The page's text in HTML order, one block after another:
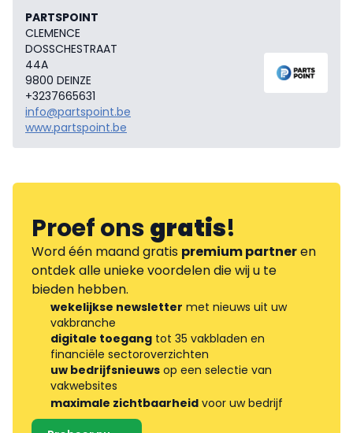
PARTSPOINT
CLEMENCE
DOSSCHESTRAAT
44A
9800 DEINZE
+3237665631
info@partspoint.be
www.partspoint.be
Proef onsgratis!
Word één maand gratis premium partneren
ontdek alle unieke voordelen die wij u te
bieden hebben.
wekelijkse newsletter met nieuws uit uw
vakbranche
digitale toegang tot 35 vakbladen en
financiële sectoroverzichten
uw bedrijfsnieuws op een selectie van
vakwebsites
maximale zichtbaarheid voor uw bedrijf